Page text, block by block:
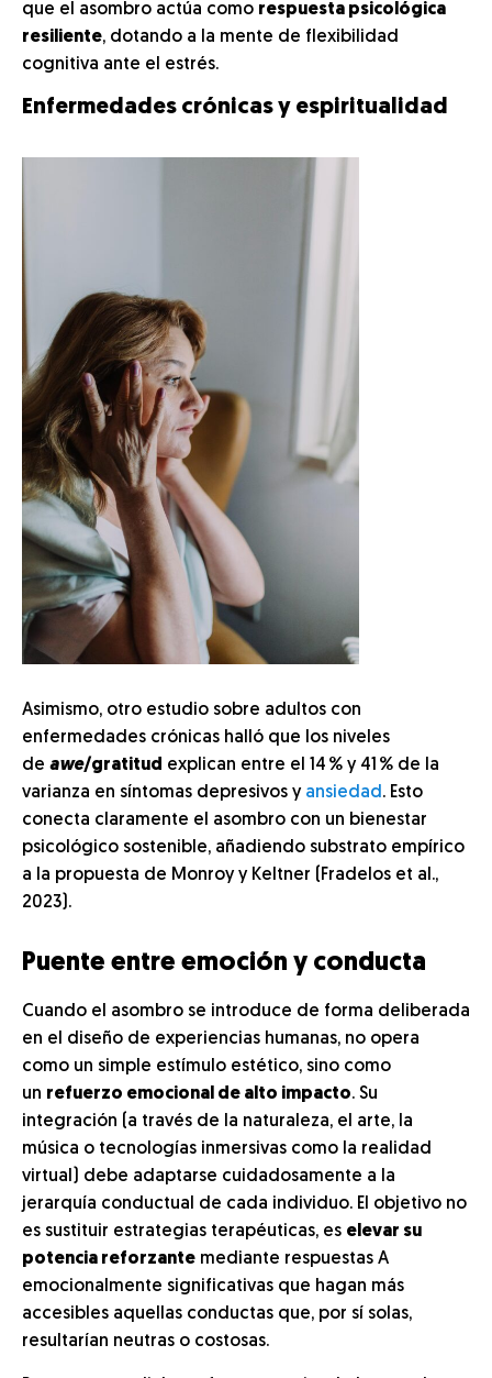
que el asombro actúa como respuesta psicológica
resiliente, dotando a la mente de flexibilidad
cognitiva ante el estrés.
Enfermedades crónicas y espiritualidad
Asimismo, otro estudio sobre adultos con
enfermedades crónicas halló que los niveles
de awe/gratitud explican entre el 14 % y 41 % de la
varianza en síntomas depresivos y ansiedad. Esto
conecta claramente el asombro con un bienestar
psicológico sostenible, añadiendo substrato empírico
a la propuesta de Monroy y Keltner (Fradelos et al.,
2023).
Puente entre emoción y conducta
Cuando el asombro se introduce de forma deliberada
en el diseño de experiencias humanas, no opera
como un simple estímulo estético, sino como
un refuerzo emocional de alto impacto. Su
integración (a través de la naturaleza, el arte, la
música o tecnologías inmersivas como la realidad
virtual) debe adaptarse cuidadosamente a la
jerarquía conductual de cada individuo. El objetivo no
es sustituir estrategias terapéuticas, es elevar su
potencia reforzante mediante respuestas A
emocionalmente significativas que hagan más
accesibles aquellas conductas que, por sí solas,
resultarían neutras o costosas.